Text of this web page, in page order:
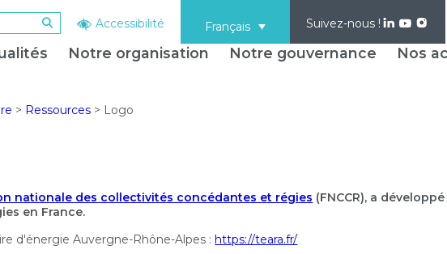
Accessibilité Français Suivez-nous !
Notre organisation Notre gouvernance Nos
> Ressources > Logo
nationale des collectivités concédantes et régies (FNCCR), a
en France.
d'énergie Auvergne-Rhône-Alpes : https://teara.fr/